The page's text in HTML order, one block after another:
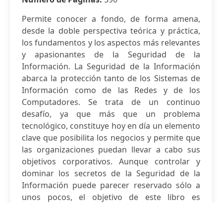
Permite conocer a fondo, de forma amena,
desde la doble perspectiva teórica y práctica,
los fundamentos y los aspectos más relevantes
y apasionantes de la Seguridad de la
Información. La Seguridad de la Información
abarca la protección tanto de los Sistemas de
Información como de las Redes y de los
Computadores. Se trata de un continuo
desafío, ya que más que un problema
tecnológico, constituye hoy en día un elemento
clave que posibilita los negocios y permite que
las organizaciones puedan llevar a cabo sus
objetivos corporativos. Aunque controlar y
dominar los secretos de la Seguridad de la
Información puede parecer reservado sólo a
unos pocos, el objetivo de este libro es